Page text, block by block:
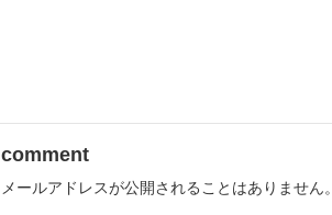
comment
メールアドレスが公開されることはありません。